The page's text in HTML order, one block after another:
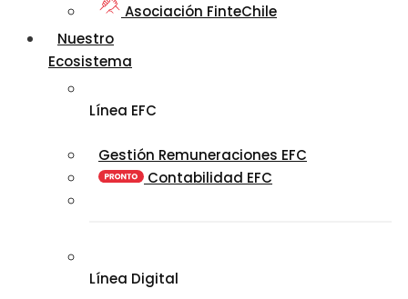
Asociación FinteChile
Nuestro
Ecosistema
Línea EFC
Gestión Remuneraciones EFC
Contabilidad EFC
Línea Digital